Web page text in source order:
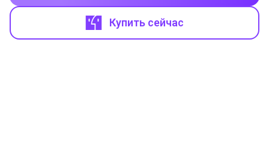
Купить сейчас